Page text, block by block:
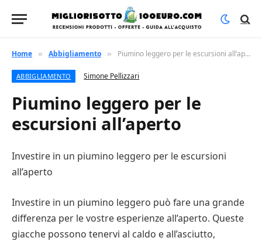
Home » Abbigliamento » Piumino leggero per le escursioni all’aperto
ABBIGLIAMENTO Simone Pellizzari
Piumino leggero per le
escursioni all’aperto
Investire in un piumino leggero per le escursioni
all’aperto
Investire in un piumino leggero può fare una grande
differenza per le vostre esperienze all’aperto. Queste
giacche possono tenervi al caldo e all’asciutto,